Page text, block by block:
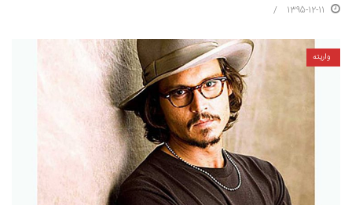
1395-12-11
واریته